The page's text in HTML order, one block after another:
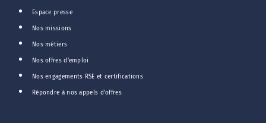
Espace presse
Nos missions
Nos métiers
Nos offres d'emploi
Nos engagements RSE et certifications
Répondre à nos appels d'offres